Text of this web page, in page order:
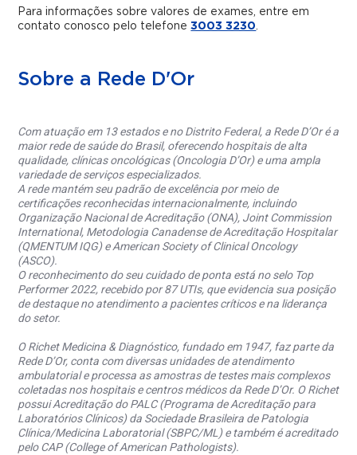
Para informações sobre valores de exames, entre em
contato conosco pelo telefone3003 3230.
Sobre a Rede D'Or
Com atuação em 13 estados e no Distrito Federal, a Rede D’Or é a
maior rede de saúde do Brasil, oferecendo hospitais de alta
qualidade, clínicas oncológicas (Oncologia D’Or) e uma ampla
variedade de serviços especializados.
A rede mantém seu padrão de excelência por meio de
certificações reconhecidas internacionalmente, incluindo
Organização Nacional de Acreditação (ONA), Joint Commission
International, Metodologia Canadense de Acreditação Hospitalar
(QMENTUM IQG) e American Society of Clinical Oncology
(ASCO).
O reconhecimento do seu cuidado de ponta está no selo Top
Performer 2022, recebido por 87 UTIs, que evidencia sua posição
de destaque no atendimento a pacientes críticos e na liderança
do setor.
O Richet Medicina & Diagnóstico, fundado em 1947, faz parte da
Rede D’Or, conta com diversas unidades de atendimento
ambulatorial e processa as amostras de testes mais complexos
coletadas nos hospitais e centros médicos da Rede D’Or. O Richet
possui Acreditação do PALC (Programa de Acreditação para
Laboratórios Clínicos) da Sociedade Brasileira de Patologia
Clínica/Medicina Laboratorial (SBPC/ML) e também é acreditado
pelo CAP (College of American Pathologists).